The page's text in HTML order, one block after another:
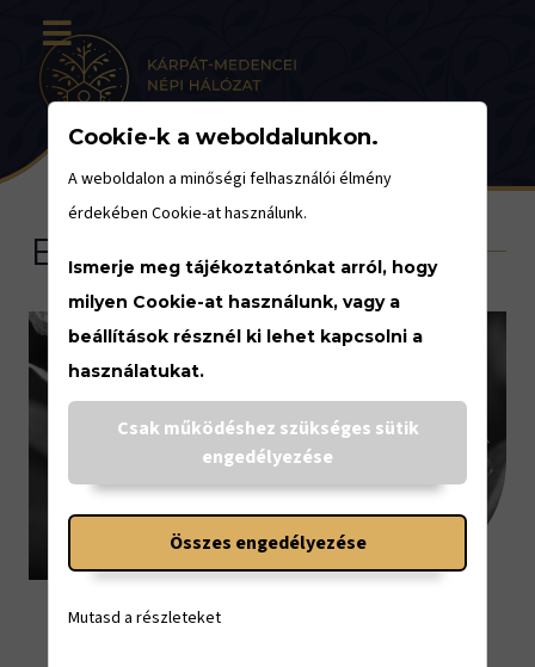
Eseménynaptár
<
15.
13:00-19:00
Cookie-k a weboldalunkon.
A weboldalon a minőségi felhasználói élmény
érdekében Cookie-at használunk.
Ismerje meg tájékoztatónkat arról, hogy
milyen Cookie-at használunk, vagy a
beállítások résznél ki lehet kapcsolni a
használatukat.
Csak működéshez szükséges sütik
engedélyezése
Összes engedélyezése
Mutasd a részleteket